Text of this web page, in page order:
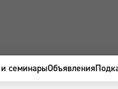
семинарыОбъявления